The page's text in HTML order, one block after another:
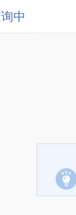
中